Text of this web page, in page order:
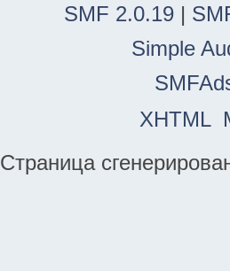
SMF 2.0.19 |
Simple
XHTML
Страница